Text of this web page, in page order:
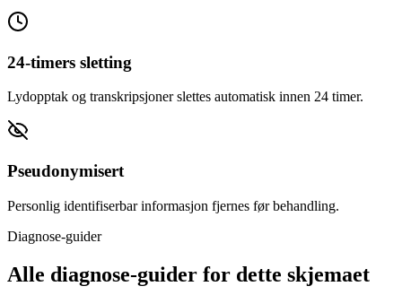
24-timers sletting
Lydopptak og transkripsjoner slettes automatisk innen 24 timer.
Pseudonymisert
Personlig identifiserbar informasjon fjernes før behandling.
Diagnose-guider
Alle diagnose-guider for dette skjemaet